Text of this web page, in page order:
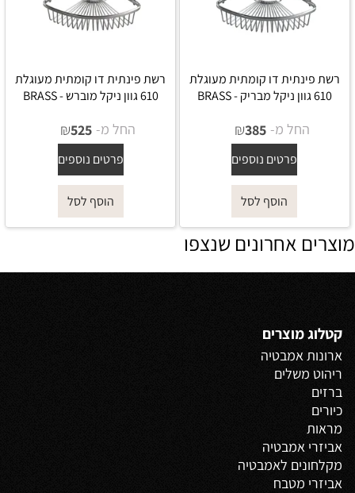
רשת פינתית דו קומתית מעוגלת
610 גוון ניקל מבריק - BRASS
החל מ- ₪385
פרטים נוספים
הוסף לסל
רשת פינתית דו קומתית מעוגלת
610 גוון ניקל מוברש - BRASS
החל מ- ₪525
פרטים נוספים
הוסף לסל
מוצרים אחרונים שנצפו
קטלוג מוצרים
ארונות אמבטיה
ריהוט משלים
ברזים
כיורים
מראות
אביזרי אמבטיה
מקלחונים לאמבטיה
אביזרי מטבח